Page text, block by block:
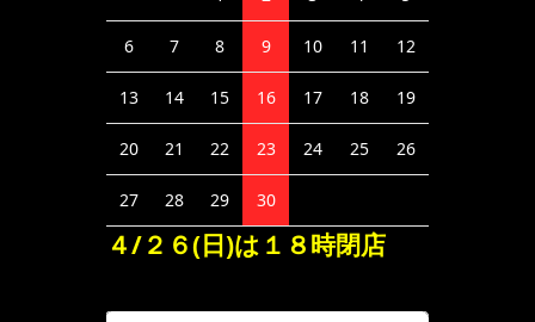
6 7 8 9 10 11 12
13 14 15 16 17 18 19
20 21 22 23 24 25 26
27 28 29 30
４/２６(日)は１８時閉店